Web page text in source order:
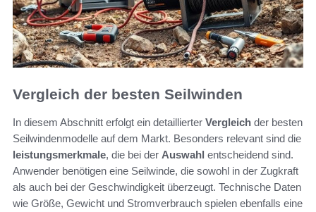
Vergleich der besten Seilwinden
In diesem Abschnitt erfolgt ein detaillierter Vergleich der besten
Seilwindenmodelle auf dem Markt. Besonders relevant sind die
leistungsmerkmale, die bei der Auswahl entscheidend sind.
Anwender benötigen eine Seilwinde, die sowohl in der Zugkraft
als auch bei der Geschwindigkeit überzeugt. Technische Daten
wie Größe, Gewicht und Stromverbrauch spielen ebenfalls eine